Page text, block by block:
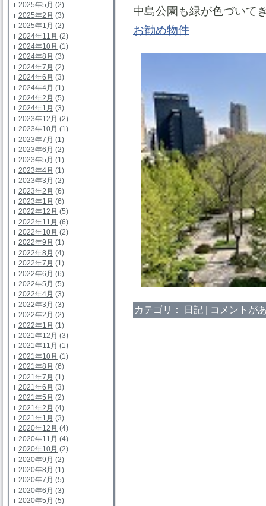
2025年5月 (2)
2025年2月 (3)
2025年1月 (2)
2024年11月 (2)
2024年10月 (1)
2024年8月 (3)
2024年7月 (2)
2024年6月 (3)
2024年4月 (1)
2024年2月 (5)
2024年1月 (3)
2023年12月 (2)
2023年10月 (1)
2023年7月 (1)
2023年6月 (2)
2023年5月 (1)
2023年4月 (1)
2023年3月 (2)
2023年2月 (6)
2023年1月 (6)
2022年12月 (5)
2022年11月 (6)
2022年10月 (2)
2022年9月 (1)
2022年8月 (4)
2022年7月 (1)
2022年6月 (6)
2022年5月 (5)
2022年4月 (3)
2022年3月 (3)
2022年2月 (2)
2022年1月 (1)
2021年12月 (3)
2021年11月 (1)
2021年10月 (1)
2021年8月 (6)
2021年7月 (1)
2021年6月 (3)
2021年5月 (2)
2021年2月 (4)
2021年1月 (3)
2020年12月 (4)
2020年11月 (4)
2020年10月 (2)
2020年9月 (2)
2020年8月 (1)
2020年7月 (5)
2020年6月 (3)
2020年5月 (5)
中島公園も緑が色づいて
お勧め物件
カテゴリ： 日記 | コメントが